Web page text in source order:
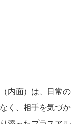
内面）は、日常
く、相手を気づ